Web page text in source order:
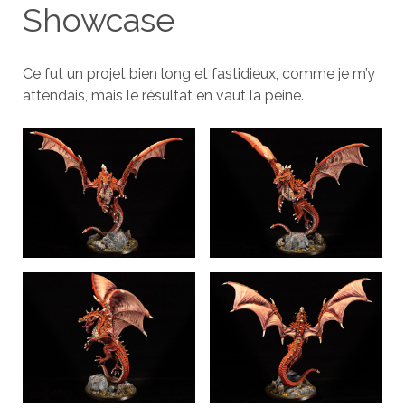
Showcase
Ce fut un projet bien long et fastidieux, comme je m’y
attendais, mais le résultat en vaut la peine.